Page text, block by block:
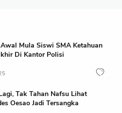
Mula Siswi SMA Ketahuan
Di Kantor Polisi
Tak Tahan Nafsu Lihat
Oesao Jadi Tersangka